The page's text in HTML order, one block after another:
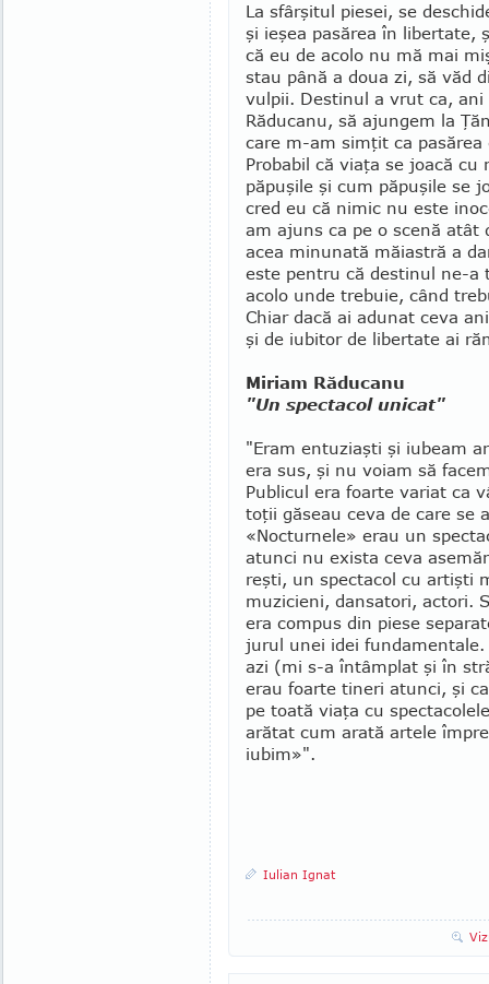
La sfârşitul piesei, se
şi ieşea pasărea în libertate,
că eu de acolo nu mă mai
stau până a doua zi, să văd
vulpii. Des­ti­nul a vrut ca, ani
Răducanu, să ajungem la
care m-am simţit ca
Probabil că viaţa se joacă
păpuşile şi cum păpuşile se
cred eu că ni­mic nu este
am ajuns ca pe o scenă atât
acea minunată măiastră a
este pentru că destinul ne-a
acolo unde trebuie, când
Chiar dacă ai adunat ceva
şi de iubitor de libertate ai
Miriam Răducanu
"Un spectacol unicat"
"Eram entuziaşti şi iubeam
era sus, şi nu voiam să
Publicul era foarte variat ca
toţii găseau ceva de care se
«Nocturnele» erau un
atunci nu exista ceva
reşti, un spectacol cu artişti
muzicieni, dan­satori, actori.
era compus din piese
jurul unei idei fun­da­mentale.
azi (mi s-a în­tâmplat şi în
erau foarte ti­neri atunci, şi
pe toată via­ţa cu
arătat cum arată artele
iubim»".
Iulian Ignat